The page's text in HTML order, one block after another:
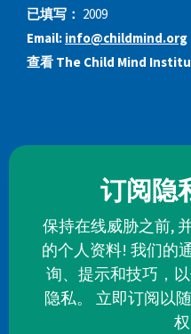
已填写： 2009
Email: info@childmind.org
查看 The Child Mind
订阅隐
保持在线威胁之前,
的个人资料! 我们的
询、提示和技巧，
隐私。 立即订阅以
权